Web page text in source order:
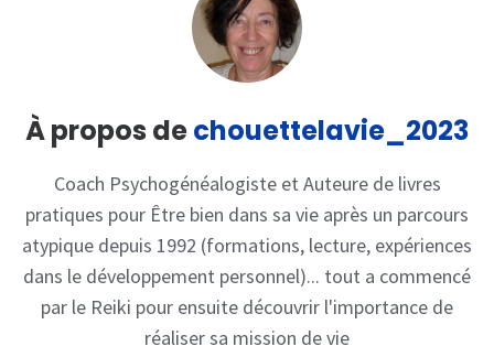
À propos dechouettelavie_2023
Coach Psychogénéalogiste et Auteure de livres
pratiques pour Être bien dans sa vie après un parcours
atypique depuis 1992 (formations, lecture, expériences
dans le développement personnel)... tout a commencé
par le Reiki pour ensuite découvrir l'importance de
réaliser sa mission de vie